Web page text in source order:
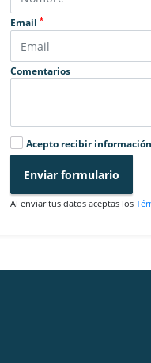
Email*
Comentarios
Acepto recibir
Enviar formulario
Al enviar tus datos aceptas los